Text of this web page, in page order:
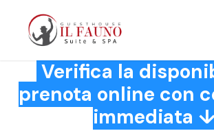
Verifica la
prenota online con
immediata